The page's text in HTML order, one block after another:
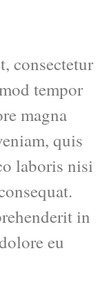
consectetur
tempor
magna
quis
laboris nisi
in
eu